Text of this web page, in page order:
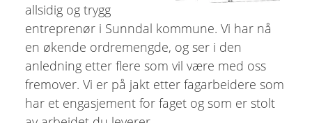
allsidig og trygg
entreprenør i Sunndal kommune. Vi har nå
en økende ordremengde, og ser i den
anledning etter flere som vil være med oss
fremover. Vi er på jakt etter fagarbeidere som
har et engasjement for faget og som er stolt